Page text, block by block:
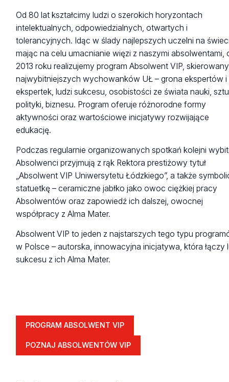
Od 80 lat kształcimy ludzi o szerokich horyzontach
intelektualnych, odpowiedzialnych, otwartych i
tolerancyjnych. Idąc w ślady najlepszych uczelni na
mając na celu umacnianie więzi z naszymi absolwentami,
2013 roku realizujemy program Absolwent VIP,
najwybitniejszych wychowanków UŁ – grona ekspertów i
ekspertek, ludzi sukcesu, osobistości ze świata nauki,
polityki, biznesu. Program oferuje różnorodne formy
aktywności oraz wartościowe inicjatywy rozwijające
edukację.
Podczas regularnie organizowanych spotkań kolejni
Absolwenci przyjmują z rąk Rektora prestiżowy tytuł
„Absolwent VIP Uniwersytetu Łódzkiego”, a także
statuetkę – ceramiczne jabłko jako owoc ciężkiej pracy
Absolwentów oraz zapowiedź ich dalszej, owocnej
współpracy z Alma Mater.
Absolwent VIP to jeden z najstarszych tego typu
w Polsce – autorska, innowacyjna inicjatywa, która łączy
sukcesu z ich Alma Mater.
PROGRAM ABSOLWENT VIP
POZNAJ ABSOLWENTÓW VIP